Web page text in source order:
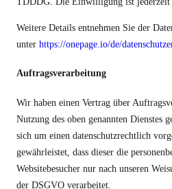
Weitere Details entnehmen Sie der
unter https://onepage.io/de/
Auftragsverarbeitung
Wir haben einen Vertrag über
Nutzung des oben genannten Dienstes
sich um einen datenschutzrechtlich
gewährleistet, dass dieser die
Websitebesucher nur nach unseren
der DSGVO verarbeitet.